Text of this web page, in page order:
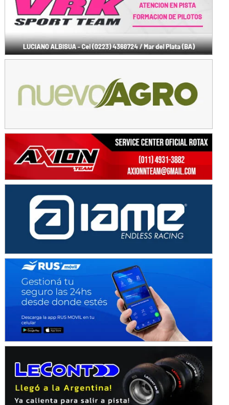
KDO - F6
Ciudad de Trenque Lauquen (Asfalto)
ENTRERRIANO - F6 (POSTERGADA)
Parque de la Velocidad (Asfalto)
VICTORIENSE - F7
El Cerro (Tierra)
PATAGONICO - F6
Gral. E. Godoy (Río Negro)
Juventud Unida (Tierra)
Humboldt (Santa Fe)
NORESTE SANTAFESINO - F6
Ciudad de Avellaneda (Asfalto)
Avellaneda (Santa Fe)
José Samuel Sánchez (Tierra)
Rufino (Santa Fe)
TUCUMANO - F5
Juan Navarro (Asfalto)
El Timbó (Tucumán)